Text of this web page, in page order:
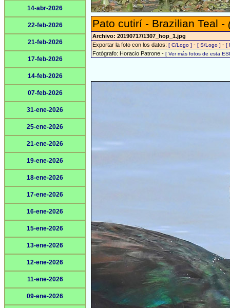
14-abr-2026
22-feb-2026
21-feb-2026
17-feb-2026
14-feb-2026
07-feb-2026
31-ene-2026
25-ene-2026
21-ene-2026
19-ene-2026
18-ene-2026
17-ene-2026
16-ene-2026
15-ene-2026
13-ene-2026
12-ene-2026
11-ene-2026
09-ene-2026
Pato cutirí - Brazilian Teal -
Archivo: 20190717/1307_hop_1.jpg
Exportar la foto con los datos: [ C/Logo ] - [ S/Logo ] - [
Fotógrafo: Horacio Patrone - [ Ver más fotos de esta